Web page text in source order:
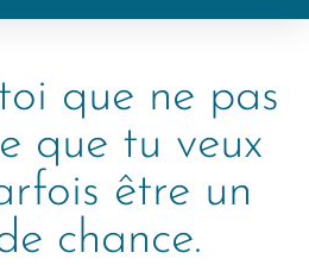
que ne pas
que tu veux
être un
chance.